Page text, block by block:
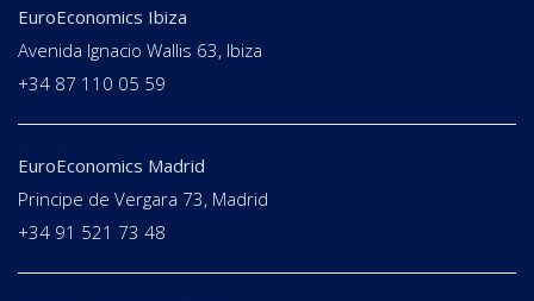
EuroEconomics Ibiza
Avenida Ignacio Wallis 63, Ibiza
+34 87 110 05 59
EuroEconomics Madrid
Principe de Vergara 73, Madrid
+34 91 521 73 48